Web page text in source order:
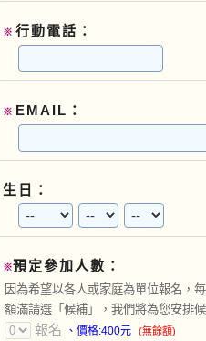
※ 行動電話：
※ EMAIL：
生日：
※預定參加人數：
因為希望以各人或家庭為單位報名，
額滿請選「候補」，我們將為您安排候
報名 、價格:400元 (無餘額)